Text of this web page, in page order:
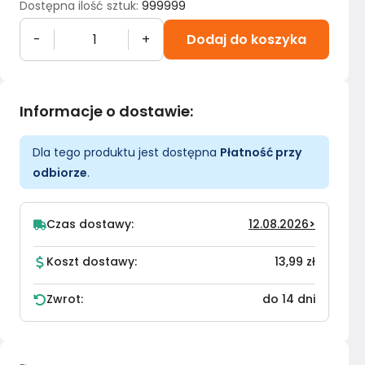
Dostępna ilość sztuk: 999999
- + Dodaj do koszyka
Informacje o dostawie:
Dla tego produktu jest dostępna Płatność przy
odbiorze.
Czas dostawy: 12.08.2026>
Koszt dostawy: 13,99 zł
Zwrot: do 14 dni